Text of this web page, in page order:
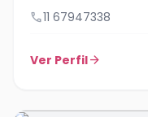
call11 67947338
Ver Perfilarrow_forward